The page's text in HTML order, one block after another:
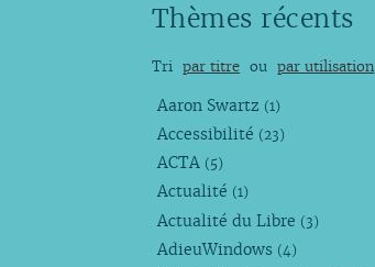
Thèmes récents
Tri par titre ou par utilisation
Aaron Swartz (1)
Accessibilité (23)
ACTA (5)
Actualité (1)
Actualité du Libre (3)
AdieuWindows (4)